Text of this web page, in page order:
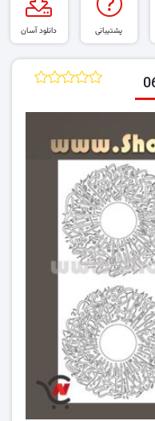
پشتیبانی دانلود آسان